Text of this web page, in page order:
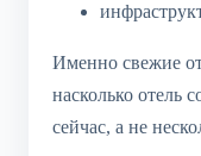
Именно свежие
насколько отель
сейчас, а не